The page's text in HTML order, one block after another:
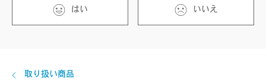
はい いいえ
取り扱い商品